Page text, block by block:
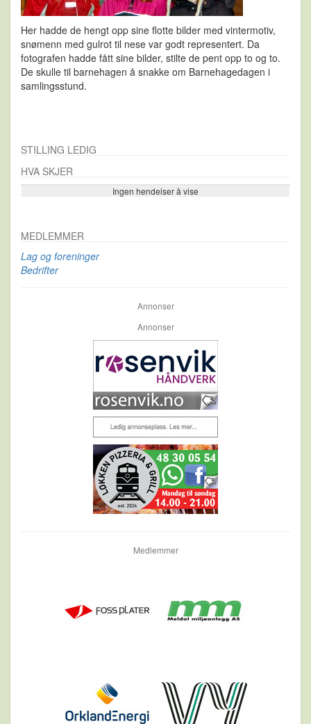
Her hadde de hengt opp sine flotte bilder med vintermotiv,
snømenn med gulrot til nese var godt representert. Da
fotografen hadde fått sine bilder, stilte de pent opp to og to.
De skulle til barnehagen å snakke om Barnehagedagen i
samlingsstund.
STILLING LEDIG
HVA SKJER
Ingen hendelser å vise
Se flere…
MEDLEMMER
Lag og foreninger
Bedrifter
Annonser
Annonser
Medlemmer